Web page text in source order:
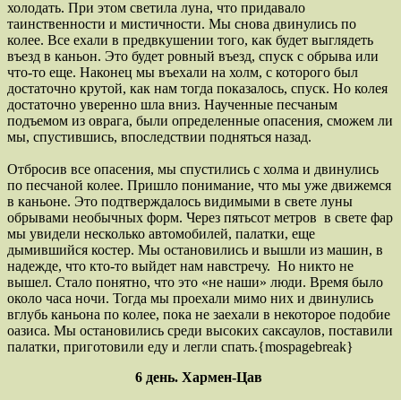
холодать. При этом светила луна, что придавало
таинственности и мистичности. Мы снова двинулись по
колее. Все ехали в предвкушении того, как будет выглядеть
въезд в каньон. Это будет ровный въезд, спуск с обрыва или
что-то еще. Наконец мы въехали на холм, с которого был
достаточно крутой, как нам тогда показалось, спуск. Но колея
достаточно уверенно шла вниз. Наученные песчаным
подъемом из оврага, были определенные опасения, сможем ли
мы, спустившись, впоследствии подняться назад.
Отбросив все опасения, мы спустились с холма и двинулись
по песчаной колее. Пришло понимание, что мы уже движемся
в каньоне. Это подтверждалось видимыми в свете луны
обрывами необычных форм. Через пятьсот метров в свете фар
мы увидели несколько автомобилей, палатки, еще
дымившийся костер. Мы остановились и вышли из машин, в
надежде, что кто-то выйдет нам навстречу. Но никто не
вышел. Стало понятно, что это «не наши» люди. Время было
около часа ночи. Тогда мы проехали мимо них и двинулись
вглубь каньона по колее, пока не заехали в некоторое подобие
оазиса. Мы остановились среди высоких саксаулов, поставили
палатки, приготовили еду и легли спать.{mospagebreak}
6 день. Хармен-Цав